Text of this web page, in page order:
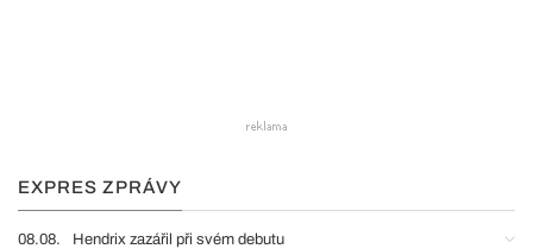
EXPRES ZPRÁVY
08.08. Hendrix zazářil při svém debutu